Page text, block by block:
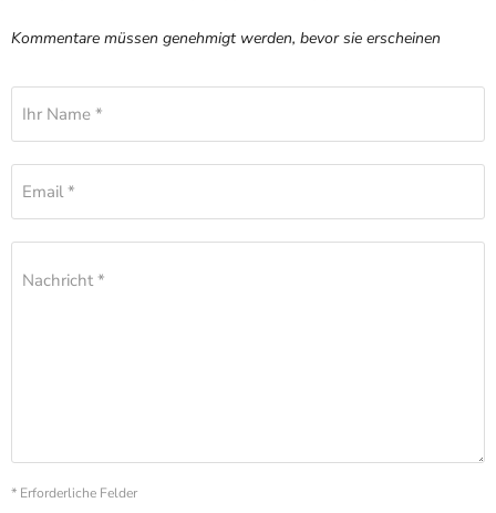
Kommentare müssen genehmigt werden, bevor sie erscheinen
Ihr Name *
Email *
Nachricht *
* Erforderliche Felder